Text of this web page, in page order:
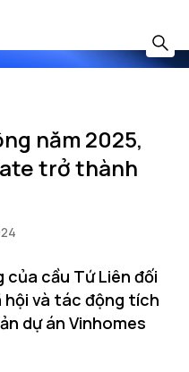
năm 2025,
trở thành
cầu Tứ Liên đối
và tác động tích
dự án Vinhomes